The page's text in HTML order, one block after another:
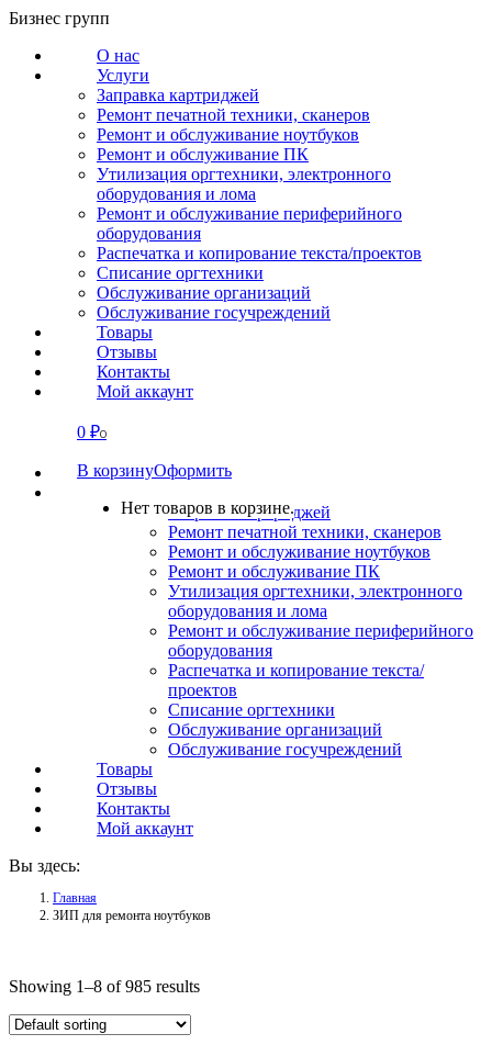
Перейти
содержанию
Бизнес групп
О нас
Услуги
Заправка картриджей
Ремонт печатной техники, сканеров
Ремонт и обслуживание ноутбуков
Ремонт и обслуживание ПК
Утилизация оргтехники, электронного
оборудования и лома
Ремонт и обслуживание периферийного
оборудования
Распечатка и копирование текста/проектов
Списание оргтехники
Обслуживание организаций
Обслуживание госучреждений
Товары
Отзывы
Контакты
Мой аккаунт
0 ₽0
В корзинуОформить
Нет товаров в корзине.
СВЯЗАТЬСЯ
О нас
Заправка картриджей
Ремонт печатной техники, сканеров
Ремонт и обслуживание ноутбуков
Ремонт и обслуживание ПК
Утилизация оргтехники, электронного
оборудования и лома
Ремонт и обслуживание периферийного
оборудования
Распечатка и копирование текста/
проектов
Списание оргтехники
Обслуживание организаций
Обслуживание госучреждений
Товары
Отзывы
Контакты
Мой аккаунт
Вы здесь:
Главная
ЗИП для ремонта ноутбуков
Showing 1–8 of 985 results